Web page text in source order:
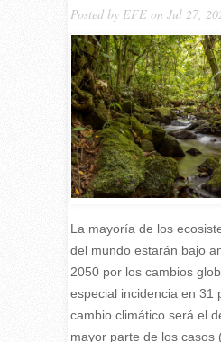
Posted by EFEon Jul 27,
La mayoría de los
del mundo estarán bajo
2050 por los cambios
especial incidencia en 31
cambio climático será el
mayor parte de los casos